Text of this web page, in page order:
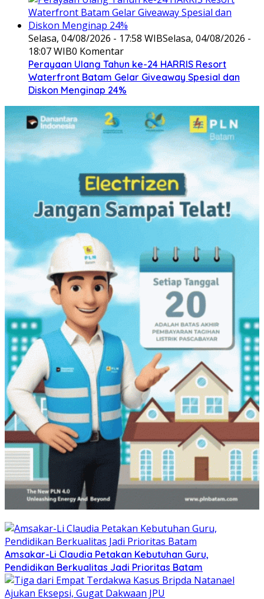
Selasa, 04/08/2026 - 17:58 WIBSelasa, 04/08/2026 -
18:07 WIB0 Komentar
Perayaan Ulang Tahun ke-24 HARRIS Resort
Waterfront Batam Gelar Giveaway Spesial dan
Diskon Menginap 24%
Amsakar-Li Claudia Petakan Kebutuhan Guru,
Pendidikan Berkualitas Jadi Prioritas Batam